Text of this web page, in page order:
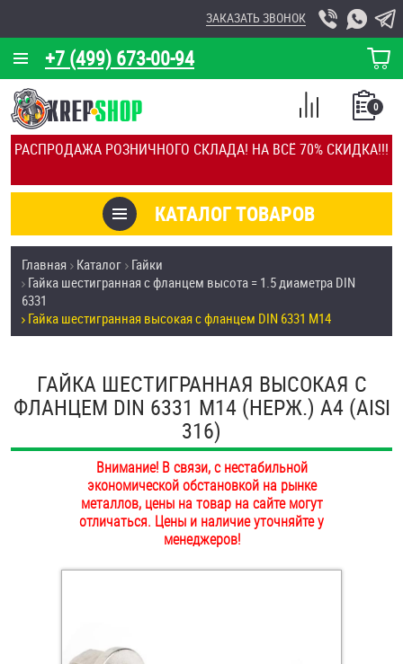
РАСПРОДАЖА РОЗНИЧНОГО СКЛАДА! НА ВСЁ 70% СКИДКА!!!
+7 (499) 673-00-94
ЗАКАЗАТЬ ЗВОНОК
КОРЗИНА
О КОМПАНИИ
КАЛЬКУЛЯТОР
ОТЗЫВЫ
УСЛУГИ
СКИДКИ
ПОКУПАТЕЛЯМ
ОПЛАТА И ДОСТАВКА
НАШИ МАГАЗИНЫ
КАТАЛОГ ТОВАРОВ
0
СПИСОК
СРАВНЕНИЕ
Товары со скидкой
Анкеры
Антивандальный крепёж, инструмент
Болты и винты
Дюбели
Дюймовый крепёж
Главная Каталог Гайки
Гайка шестигранная с фланцем высота = 1.5 диаметра DIN
6331
Гайка шестигранная высокая с фланцем DIN 6331 М14
ГАЙКА ШЕСТИГРАННАЯ ВЫСОКАЯ С
ФЛАНЦЕМ DIN 6331 М14 (НЕРЖ.) A4 (AISI
316)
Внимание! В связи, с нестабильной
экономической обстановкой на рынке
металлов, цены на товар на сайте могут
отличаться. Цены и наличие уточняйте у
менеджеров!